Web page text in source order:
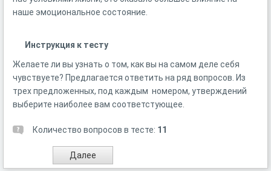
наше эмоциональное состояние.
Инструкция к тесту
Желаете ли вы узнать о том, как вы на самом деле себя
чувствуете? Предлагается ответить на ряд вопросов. Из
трех предложенных, под каждым номером, утверждений
выберите наиболее вам соответстующее.
Количество вопросов в тесте: 11